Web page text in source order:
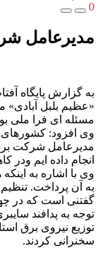
0
مدیرعامل
به گزارش پایگاه
«عظیم بلبل
مسئله ای فرا ملی
وی افزود: کشورهای
مدیرعامل شرکت
انجام داده ایم
وی با اشاره به
به آن پرداخت. تنظیم دمای کولر بر روی 24 تا 26 درجه سانتیگراد و خاموش کردن لامپ هایی که
گفتنی است که در
توجه به پدافند
سخنرانی کردند.